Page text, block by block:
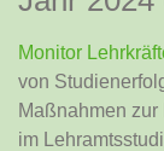
Monitor
von
Maßnahmen
im